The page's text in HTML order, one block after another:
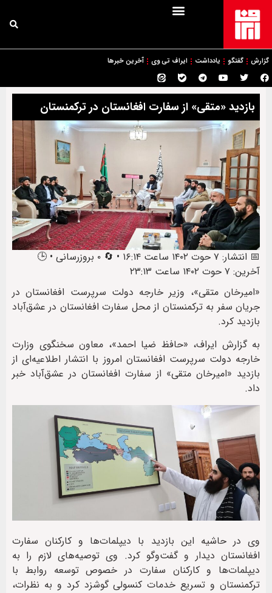
گزارش گفتگو یادداشت ایراف تی وی آخرین خبرها
بازدید «متقی» از سفارت افغانستان در ترکمنستان
📅 انتشار: ۷ حوت ۱۴۰۲ ساعت ۱۶:۱۴ • 🔄 ۰ بروزرسانی • 🕒
آخرین: ۷ حوت ۱۴۰۲ ساعت ۲۳:۱۳
«امیرخان متقی»، وزیر خارجه دولت سرپرست افغانستان در
جریان سفر به ترکمنستان از محل سفارت افغانستان در عشق‌آباد
بازدید کرد.
به گزارش ایراف، «حافظ ضیا احمد»، معاون سخنگوی وزارت
خارجه دولت سرپرست افغانستان امروز با انتشار اطلاعیه‌ای از
بازدید «امیرخان متقی» از سفارت افغانستان در عشق‌آباد خبر
داد.
وی در حاشیه این بازدید با دیپلمات‌ها و کارکنان سفارت
افغانستان دیدار و گفت‌وگو کرد. وی توصیه‌های لازم را به
دیپلمات‌ها و کارکنان سفارت در خصوص توسعه روابط با
ترکمنستان و تسریع خدمات کنسولی گوشزد کرد و به نظرات،